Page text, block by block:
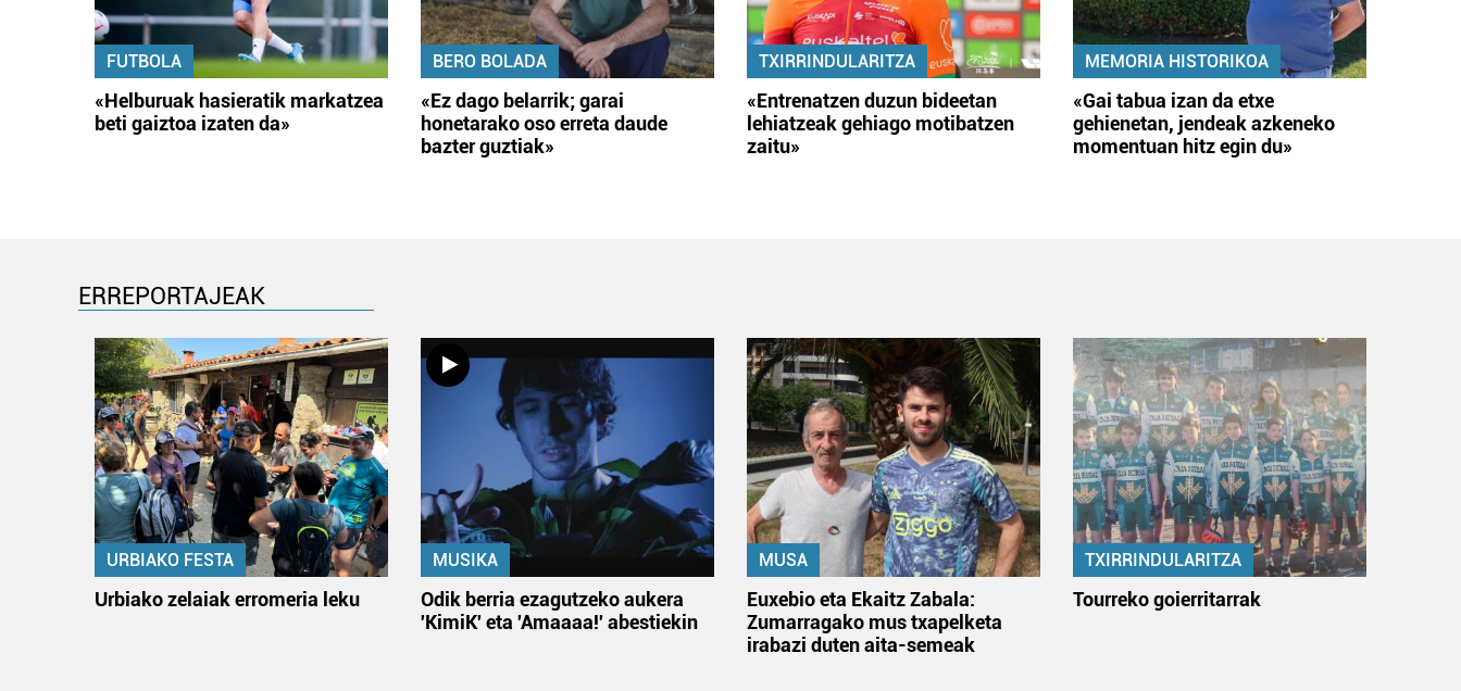
FUTBOLA
«Helburuak hasieratik markatzea
beti gaiztoa izaten da»
BERO BOLADA
«Ez dago belarrik; garai
honetarako oso erreta daude
bazter guztiak»
TXIRRINDULARITZA
«Entrenatzen duzun bideetan
lehiatzeak gehiago motibatzen
zaitu»
MEMORIA HISTORIKOA
«Gai tabua izan da etxe
gehienetan, jendeak azkeneko
momentuan hitz egin du»
ERREPORTAJEAK
URBIAKO FESTA
Urbiako zelaiak erromeria leku
MUSIKA
Odik berria ezagutzeko aukera
'KimiK' eta 'Amaaaa!' abestiekin
MUSA
Euxebio eta Ekaitz Zabala:
Zumarragako mus txapelketa
irabazi duten aita-semeak
TXIRRINDULARITZA
Tourreko goierritarrak